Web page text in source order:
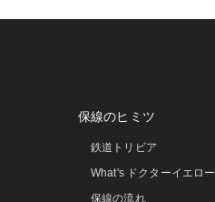
保線のヒミツ
鉄道トリビア
What's ドクターイエロー
保線の流れ